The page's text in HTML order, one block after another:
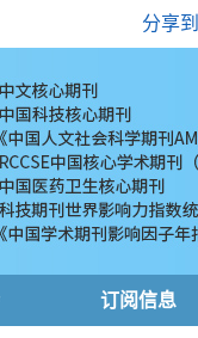
分享到
订阅信息